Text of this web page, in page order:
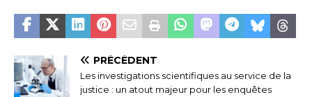
PRÉCÉDENT
Les investigations scientifiques au service de la
justice : un atout majeur pour les enquêtes